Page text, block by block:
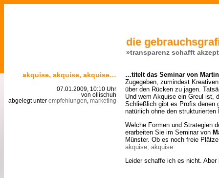
die
»transparenz schafft
akquise, akquise, akquise…
07.01.2009, 10:10 Uhr
von ollischuh
abgelegt unter empfehlungen marketing
…titelt das Seminar von
Zugegeben, zumindest
über den Rücken zu jagen.
Und wem Akquise ein Greul ist,
Schließlich gibt es Profis denen
natürlich ohne den
Welche Formen und Strategien
erarbeiten Sie im Seminar von
Münster. Ob es noch freie
akquise, akquise
Leider schaffe ich es nicht.